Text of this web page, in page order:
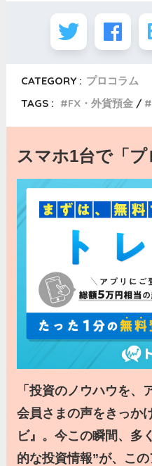
CATEGORY : プロコラム
TAGS :
FX・外貨預金
スマホ1台で「
「投資のノウハウを、
会員さまの声をきっか
ビ』。今この瞬間、多
的な投資情報”が、こ